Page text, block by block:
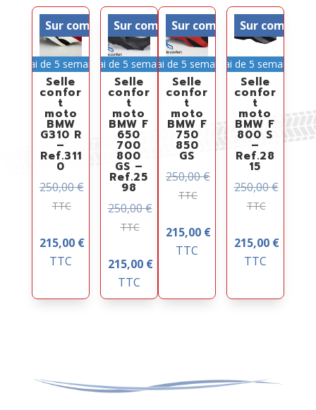
Sur commande
Délai de 5 semaines
Selle
confor
t
moto
BMW
G310 R
–
Ref.311
0
250,00€
TTC
215,00 €
TTC
Sur commande
Délai de 5 semaines
Selle
confor
t
moto
BMW F
650
700
800
GS –
Ref.25
98
250,00€
TTC
215,00 €
TTC
Sur commande
Délai de 5 semaines
Selle
confor
t
moto
BMW F
750
850
GS
250,00€
TTC
215,00 €
TTC
Sur
Délai de 5 semaines
Selle
confor
t
moto
BMW F
800 S
–
Ref.28
15
250,00€
TTC
215,00 €
TTC